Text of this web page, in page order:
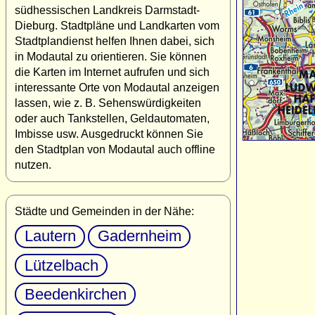
südhessischen Landkreis Darmstadt-
Dieburg. Stadtpläne und Landkarten vom
Stadtplandienst helfen Ihnen dabei, sich
in Modautal zu orientieren. Sie können
die Karten im Internet aufrufen und sich
interessante Orte von Modautal anzeigen
lassen, wie z. B. Sehenswürdigkeiten
oder auch Tankstellen, Geldautomaten,
Imbisse usw. Ausgedruckt können Sie
den Stadtplan von Modautal auch offline
nutzen.
Städte und Gemeinden in der Nähe:
Lautern
Gadernheim
Lützelbach
Beedenkirchen